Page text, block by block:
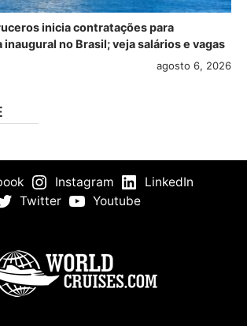
inicia contratações para
inaugural no Brasil; veja salários e vagas
agosto 6, 2026
Instagram
LinkedIn
Twitter
Youtube